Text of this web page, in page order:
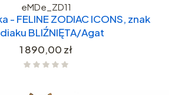
eMDe_ZD11
- FELINE ZODIAC ICONS, znak
BLIŹNIĘTA/Agat
Cena
1 890,00 zł